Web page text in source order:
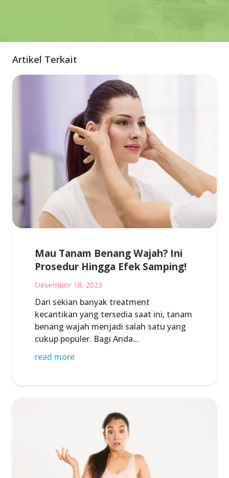
Artikel Terkait
Mau Tanam Benang Wajah? Ini
Prosedur Hingga Efek Samping!
Desember 18, 2023
Dari sekian banyak treatment
kecantikan yang tersedia saat ini, tanam
benang wajah menjadi salah satu yang
cukup populer. Bagi Anda…
read more